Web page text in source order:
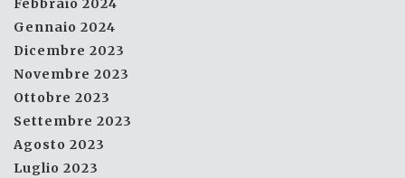
Febbraio 2024
Gennaio 2024
Dicembre 2023
Novembre 2023
Ottobre 2023
Settembre 2023
Agosto 2023
Luglio 2023